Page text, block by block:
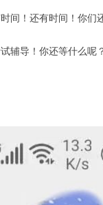
间！还有时间！你们
辅导！你还等什么呢